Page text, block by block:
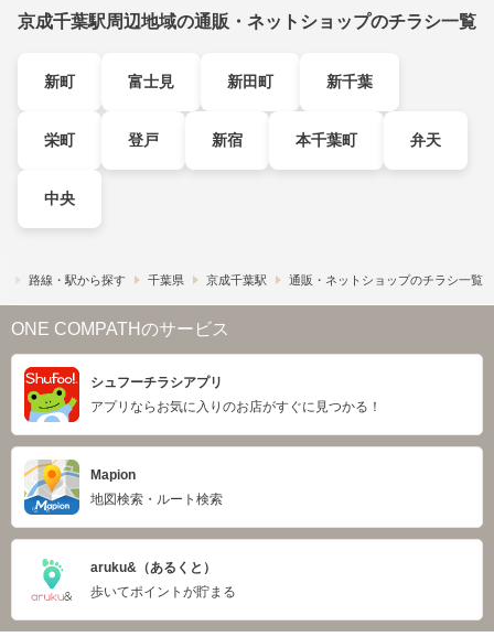
京成千葉駅周辺地域の通販・ネットショップのチラシ一覧
新町 富士見 新田町 新千葉
栄町 登戸 新宿 本千葉町 弁天
中央
路線・駅から探す 千葉県 京成千葉駅 通販・ネットショップのチラシ一覧
ONE COMPATHのサービス
シュフーチラシアプリ
アプリならお気に入りのお店がすぐに見つかる！
Mapion
地図検索・ルート検索
aruku&（あるくと）
歩いてポイントが貯まる